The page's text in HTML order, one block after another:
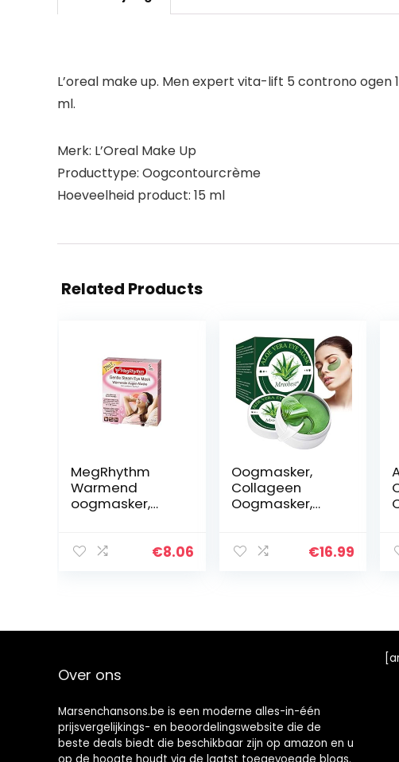
L’oreal make up. Men expert vita-lift 5 controno
ml.
Merk: L’Oreal Make Up
Producttype: Oogcontourcrème
Hoeveelheid product: 15 ml
Related Products
MegRhythm
Warmend
oogmasker,
zachte damp,
€8.06
Oogmasker,
Collageen
Oogmasker,
Voor
rimpel…
€16.99
Over ons
Marsenchansons.be is een moderne alles-in-één
prijsvergelijkings- en beoordelingswebsite die de
beste deals biedt die beschikbaar zijn op amazon en u